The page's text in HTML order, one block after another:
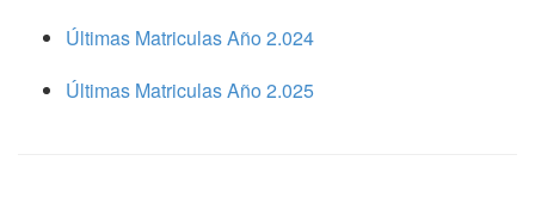
Últimas Matriculas Año 2.024
Últimas Matriculas Año 2.025